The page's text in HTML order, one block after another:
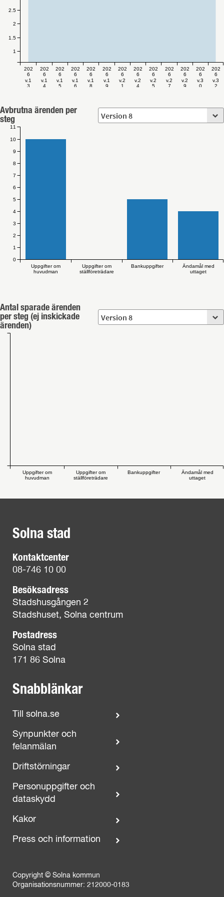
202
6
v.1
3
202
6
v.1
4
202
6
v.1
5
202
6
v.1
6
202
6
v.1
8
202
6
v.1
9
202
6
v.2
1
202
6
v.2
4
202
6
v.2
5
202
6
v.2
7
202
6
v.2
9
202
6
v.3
0
202
6
v.3
2
1
1.5
2
2.5
Avbrutna ärenden per
steg
Uppgifter om
huvudman
Uppgifter om
ställföreträdare
Bankuppgifter
Ändamål med
uttaget
0
1
2
3
4
5
6
7
8
9
10
11
Antal sparade ärenden
per steg (ej inskickade
ärenden)
Uppgifter om
huvudman
Uppgifter om
ställföreträdare
Bankuppgifter
Ändamål med
uttaget
Solna stad
Kontaktcenter
08-746 10 00
Besöksadress
Stadshusgången 2
Stadshuset, Solna centrum
Postadress
Solna stad
171 86 Solna
Snabblänkar
Till solna.se
Synpunkter och
felanmälan
Driftstörningar
Personuppgifter och
dataskydd
Kakor
Press och information
Copyright © Solna kommun
Organisationsnummer: 212000-0183